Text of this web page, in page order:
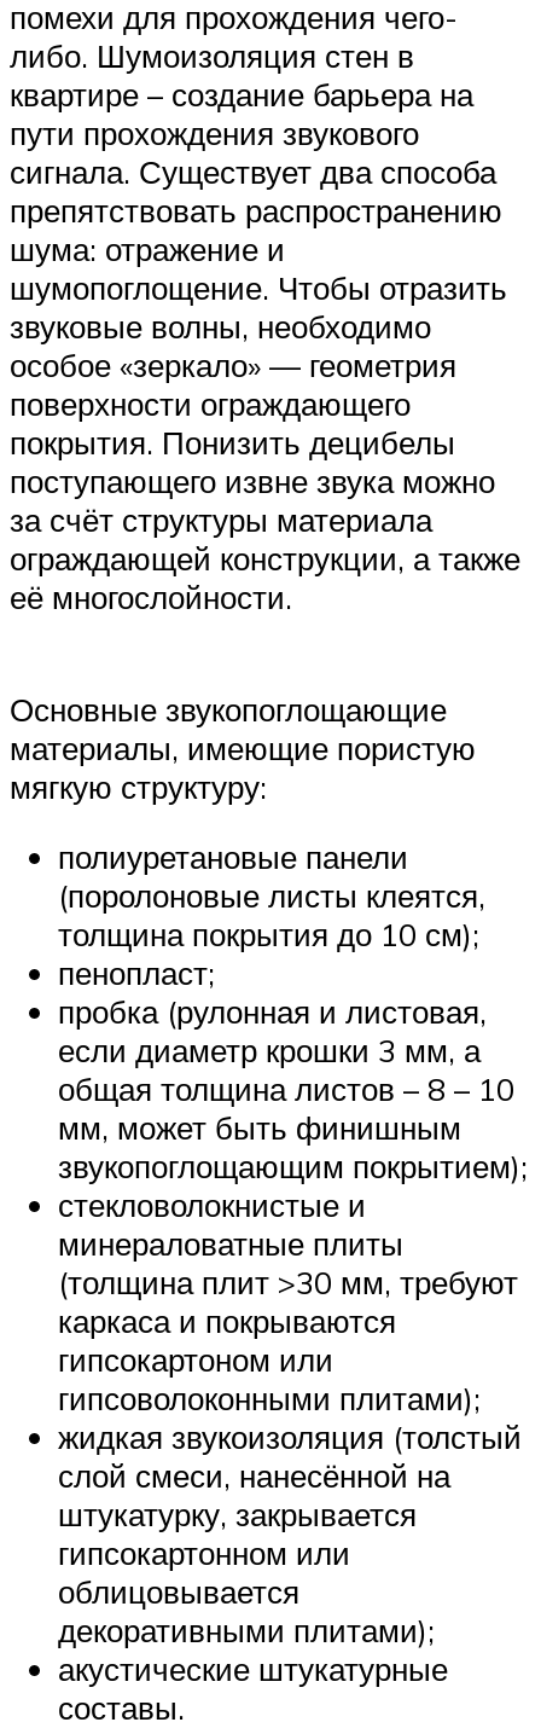
помехи для прохождения чего-
либо. Шумоизоляция стен в
квартире – создание барьера на
пути прохождения звукового
сигнала. Существует два способа
препятствовать распространению
шума: отражение и
шумопоглощение. Чтобы отразить
звуковые волны, необходимо
особое «зеркало» — геометрия
поверхности ограждающего
покрытия. Понизить децибелы
поступающего извне звука можно
за счёт структуры материала
ограждающей конструкции, а также
её многослойности.
Основные звукопоглощающие
материалы, имеющие пористую
мягкую структуру:
полиуретановые панели
(поролоновые листы клеятся,
толщина покрытия до 10 см);
пенопласт;
пробка (рулонная и листовая,
если диаметр крошки 3 мм, а
общая толщина листов – 8 – 10
мм, может быть финишным
звукопоглощающим покрытием);
стекловолокнистые и
минераловатные плиты
(толщина плит >30 мм, требуют
каркаса и покрываются
гипсокартоном или
гипсоволоконными плитами);
жидкая звукоизоляция (толстый
слой смеси, нанесённой на
штукатурку, закрывается
гипсокартонном или
облицовывается
декоративными плитами);
акустические штукатурные
составы.